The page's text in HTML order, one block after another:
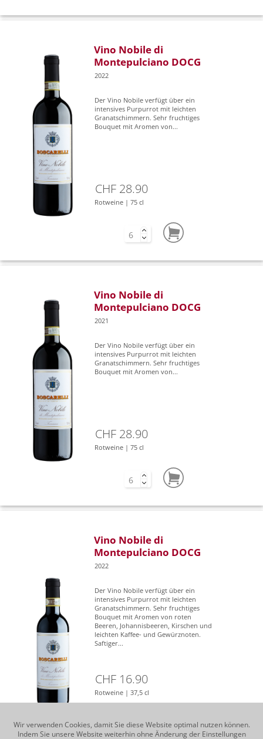
Wir verwenden Cookies, damit Sie diese Website optimal nutzen können.
Indem Sie unsere Website weiterhin ohne Änderung der Einstellungen
Vino Nobile di
Montepulciano DOCG
2022
Der Vino Nobile verfügt über ein
intensives Purpurrot mit leichten
Granatschimmern. Sehr fruchtiges
Bouquet mit Aromen von...
CHF 28.90
Rotweine | 75 cl
Vino Nobile di
Montepulciano DOCG
2021
Der Vino Nobile verfügt über ein
intensives Purpurrot mit leichten
Granatschimmern. Sehr fruchtiges
Bouquet mit Aromen von...
CHF 28.90
Rotweine | 75 cl
Vino Nobile di
Montepulciano DOCG
2022
Der Vino Nobile verfügt über ein
intensives Purpurrot mit leichten
Granatschimmern. Sehr fruchtiges
Bouquet mit Aromen von roten
Beeren, Johannisbeeren, Kirschen und
leichten Kaffee- und Gewürznoten.
Saftiger...
CHF 16.90
Rotweine | 37,5 cl